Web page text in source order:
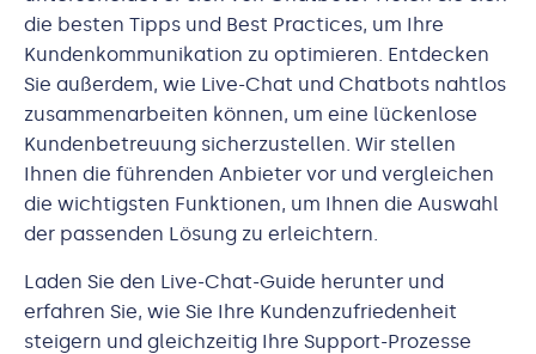
die besten Tipps und Best Practices, um Ihre
Kundenkommunikation zu optimieren. Entdecken
Sie außerdem, wie Live-Chat und Chatbots nahtlos
zusammenarbeiten können, um eine lückenlose
Kundenbetreuung sicherzustellen. Wir stellen
Ihnen die führenden Anbieter vor und vergleichen
die wichtigsten Funktionen, um Ihnen die Auswahl
der passenden Lösung zu erleichtern.
Laden Sie den Live-Chat-Guide herunter und
erfahren Sie, wie Sie Ihre Kundenzufriedenheit
steigern und gleichzeitig Ihre Support-Prozesse